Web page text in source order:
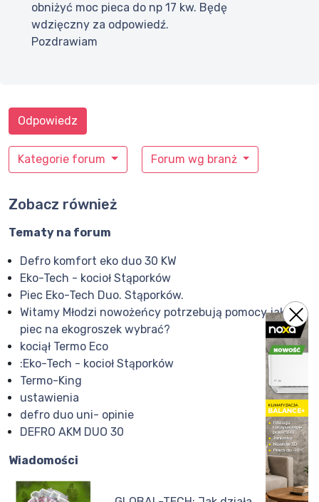
obniżyć moc pieca do np 17 kw. Będę
wdzięczny za odpowiedź.
Pozdrawiam
Kategorie forum Forum wg branż
Odpowiedz
Zobacz również
Tematy na forum
Defro komfort eko duo 30 KW
Eko-Tech - kocioł Stąporków
Piec Eko-Tech Duo. Stąporków.
Witamy Młodzi nowożeńcy potrzebują pomocy jaki
piec na ekogroszek wybrać?
kociął Termo Eco
:Eko-Tech - kocioł Stąporków
Termo-King
ustawienia
defro duo uni- opinie
DEFRO AKM DUO 30
Wiadomości